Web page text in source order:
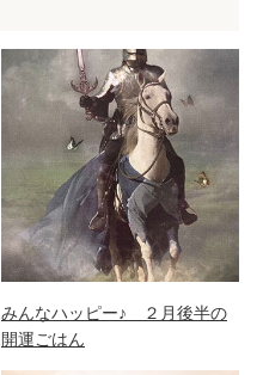
みんなハッピー♪ ２月後半の
開運ごはん